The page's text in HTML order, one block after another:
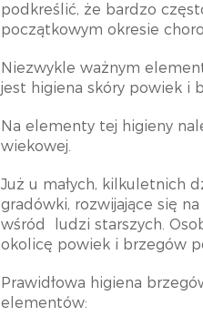
podkreślić, że bardzo
początkowym okresie
Niezwykle ważnym
jest higiena skóry powiek i
Na elementy tej higieny
wiekowej.
Już u małych, kilkuletnich
gradówki, rozwijające się
wśród
ludzi starszych.
okolicę powiek i brzegów
Prawidłowa higiena
elementów: